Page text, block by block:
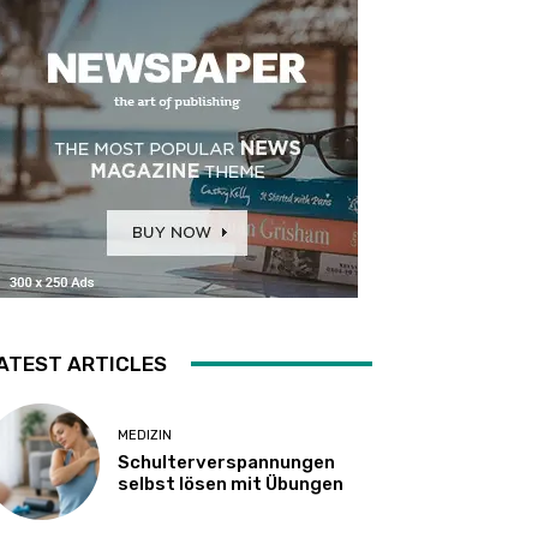
ARTICLES
MEDIZIN
Schulterverspannungen
selbst lösen mit Übungen